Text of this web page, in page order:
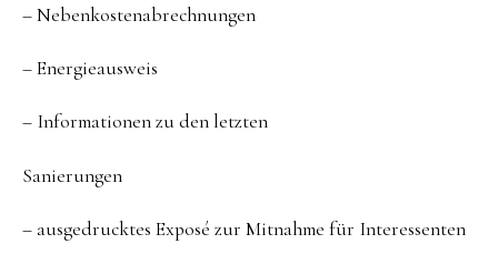
– Nebenkostenabrechnungen
– Energieausweis
– Informationen zu den letzten
Sanierungen
– ausgedrucktes Exposé zur Mitnahme für Interessenten